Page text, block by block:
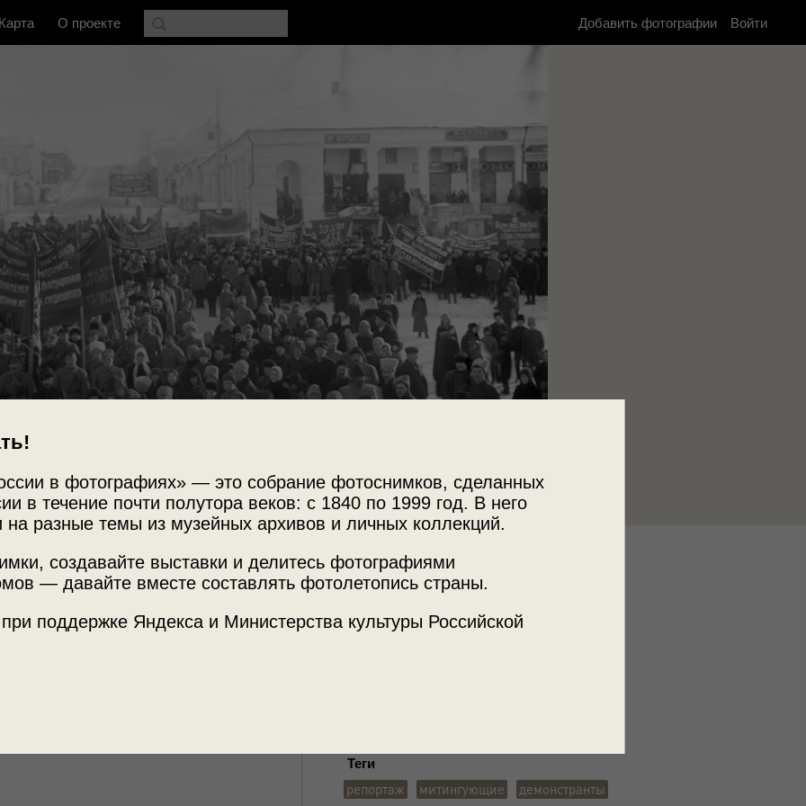
в фотографиях» — это собрание фотоснимков, сделанных
в течение почти полутора веков: с 1840 по 1999 год. В него
на разные темы из музейных архивов и личных коллекций.
создавайте выставки и делитесь фотографиями
— давайте вместе составлять фотолетопись страны.
поддержке Яндекса и Министерства культуры Российской
Карта О проекте Добавить фотографии Войти
Источник
«Костромская старина»
Теги
репортаж митингующие демонстранты
парады»